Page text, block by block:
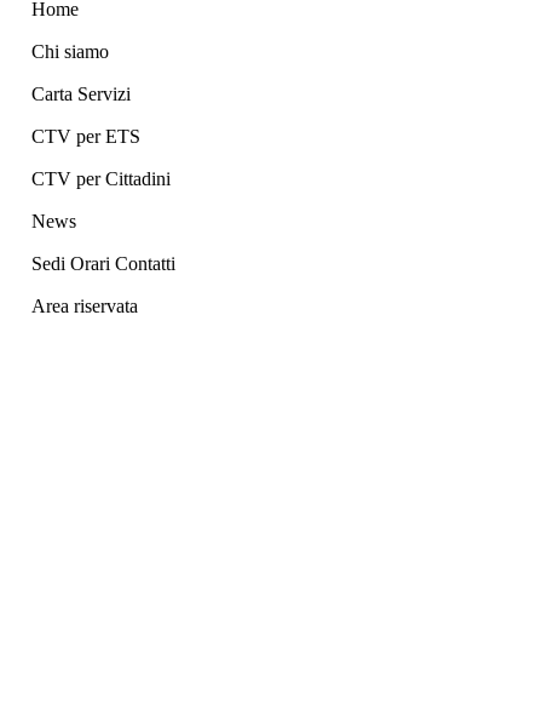
Home
Chi siamo
Carta Servizi
CTV per ETS
CTV per Cittadini
News
Sedi Orari Contatti
Area riservata